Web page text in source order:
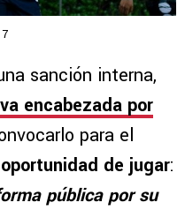
sanción interna,
encabezada por
para el
de jugar:
pública por su